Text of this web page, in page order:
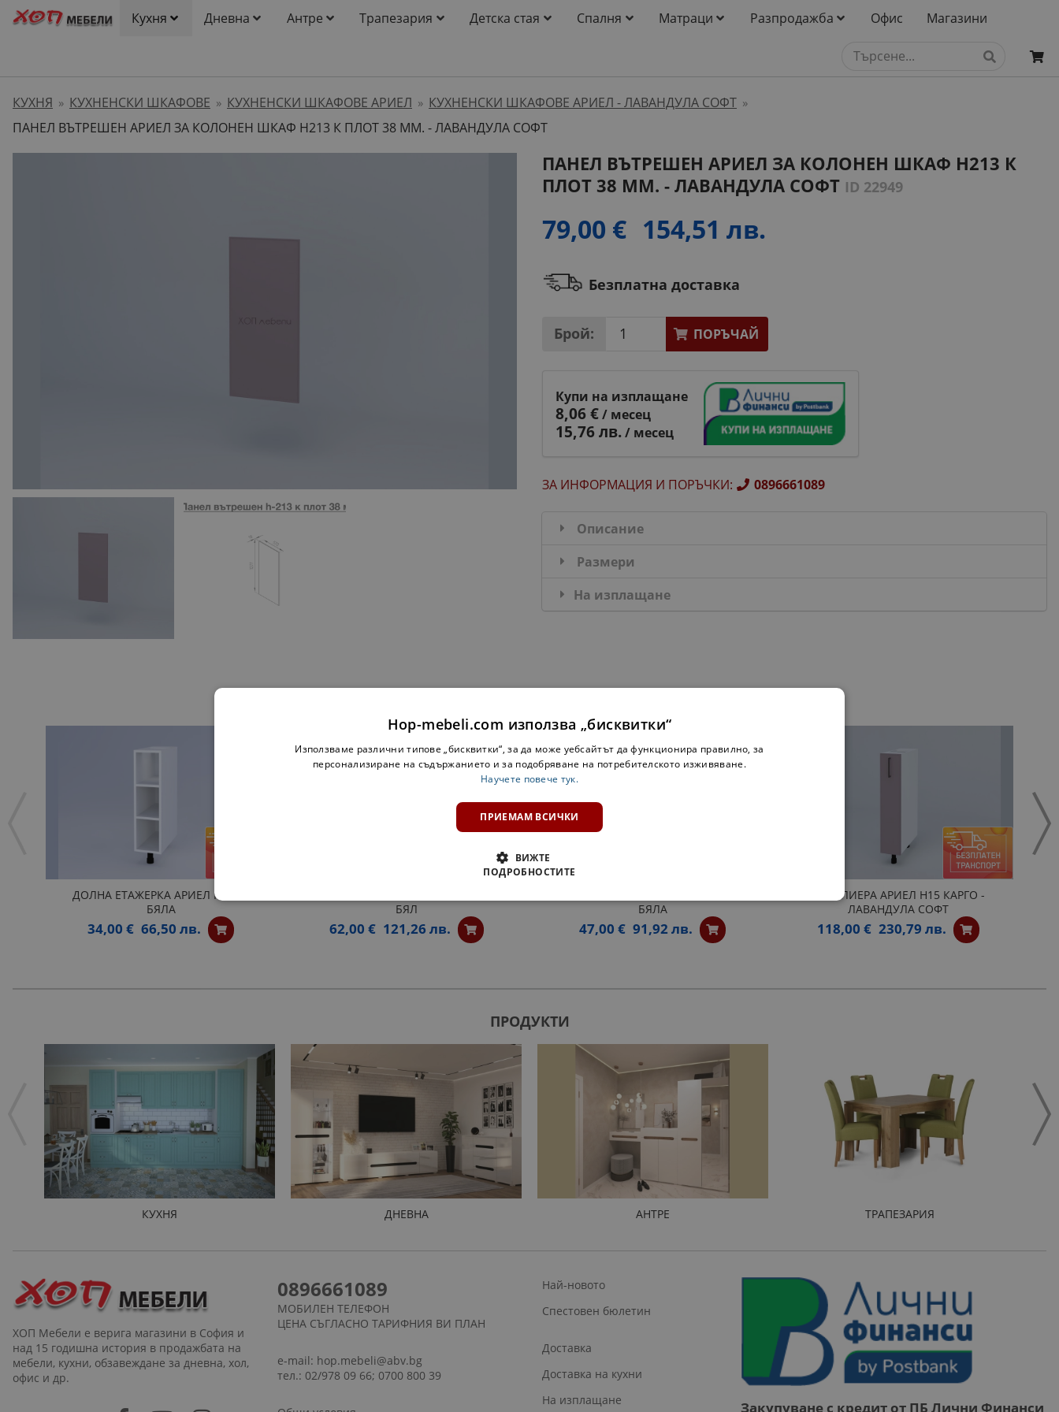
Кухня Дневна Антре Трапезария Детска стая Спалня Матраци Разпродажба Офис Магазини
КУХНЯ » КУХНЕНСКИ ШКАФОВЕ » КУХНЕНСКИ ШКАФОВЕ АРИЕЛ » КУХНЕНСКИ ШКАФОВЕ АРИЕЛ - ЛАВАНДУЛА СОФТ »
ПАНЕЛ ВЪТРЕШЕН АРИЕЛ ЗА КОЛОНЕН ШКАФ H213 К ПЛОТ 38 ММ. - ЛАВАНДУЛА СОФТ
ПАНЕЛ ВЪТРЕШЕН АРИЕЛ ЗА КОЛОНЕН ШКАФ H213 К
ПЛОТ 38 ММ. - ЛАВАНДУЛА СОФТ ID 22949
79,00 € 154,51 лв.
Безплатна доставка
Брой: ПОРЪЧАЙ
Купи на изплащане
8,06 €/ месец
15,76 лв./ месец
ЗА ИНФОРМАЦИЯ И ПОРЪЧКИ: 0896661089
Описание
Размери
На изплащане
ДОЛНА ЕТАЖЕРКА АРИЕЛ Н20П -
БЯЛА
34,00 € 66,50 лв.
БЯЛ
62,00 € 121,26 лв.
БЯЛА
47,00 € 91,92 лв.
БУТИЛИЕРА АРИЕЛ Н15 КАРГО -
ЛАВАНДУЛА СОФТ
118,00 € 230,79 лв.
ПРОДУКТИ
КУХНЯ ДНЕВНА АНТРЕ ТРАПЕЗАРИЯ
ХОП Мебели е верига магазини в София и
над 15 годишна история в продажбата на
мебели, кухни, обзавеждане за дневна, хол,
офис и др.
0896661089
МОБИЛЕН ТЕЛЕФОН
ЦЕНА СЪГЛАСНО ТАРИФНИЯ ВИ ПЛАН
e-mail: hop.mebeli@abv.bg
тел.: 02/978 09 66; 0700 800 39
Най-новото
Спестовен бюлетин
Доставка
Доставка на кухни
На изплащане
Закупуване с кредит от ПБ Лични Финанси
Hop-mebeli.com използва „бисквитки“
Използваме различни типове „бисквитки“, за да може уебсайтът да функционира правилно, за
персонализиране на съдържанието и за подобряване на потребителското изживяване.
Научете повече тук.
ПРИЕМАМ ВСИЧКИ
ВИЖТЕ
ПОДРОБНОСТИТЕ